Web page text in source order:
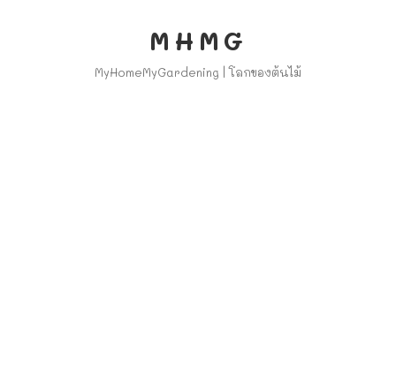
MHMG
MyHomeMyGardening | โลกของต้นไม้